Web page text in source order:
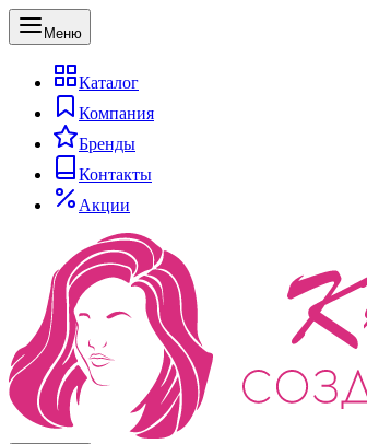
Меню
Каталог
Компания
Бренды
Контакты
Акции